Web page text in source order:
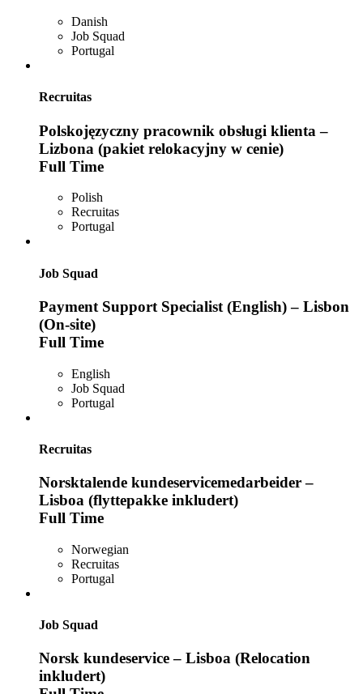
Danish
Job Squad
Portugal
Recruitas
Polskojęzyczny pracownik obsługi klienta –
Lizbona (pakiet relokacyjny w cenie)
Full Time
Polish
Recruitas
Portugal
Job Squad
Payment Support Specialist (English) – Lisbon
(On-site)
Full Time
English
Job Squad
Portugal
Recruitas
Norsktalende kundeservicemedarbeider –
Lisboa (flyttepakke inkludert)
Full Time
Norwegian
Recruitas
Portugal
Job Squad
Norsk kundeservice – Lisboa (Relocation
inkludert)